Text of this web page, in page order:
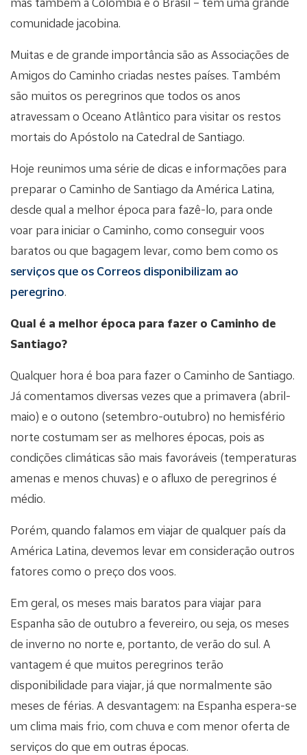
comunidade jacobina.
Muitas e de grande importância são as Associações de
Amigos do Caminho criadas nestes países. Também
são muitos os peregrinos que todos os anos
atravessam o Oceano Atlântico para visitar os restos
mortais do Apóstolo na Catedral de Santiago.
Hoje reunimos uma série de dicas e informações para
preparar o Caminho de Santiago da América Latina,
desde qual a melhor época para fazê-lo, para onde
voar para iniciar o Caminho, como conseguir voos
baratos ou que bagagem levar, como bem como os
serviços que os Correos disponibilizam ao
peregrino.
Qual é a melhor época para fazer o Caminho de
Santiago?
Qualquer hora é boa para fazer o Caminho de Santiago.
Já comentamos diversas vezes que a primavera (abril-
maio) e o outono (setembro-outubro) no hemisfério
norte costumam ser as melhores épocas, pois as
condições climáticas são mais favoráveis (temperaturas
amenas e menos chuvas) e o afluxo de peregrinos é
médio.
Porém, quando falamos em viajar de qualquer país da
América Latina, devemos levar em consideração outros
fatores como o preço dos voos.
Em geral, os meses mais baratos para viajar para
Espanha são de outubro a fevereiro, ou seja, os meses
de inverno no norte e, portanto, de verão do sul. A
vantagem é que muitos peregrinos terão
disponibilidade para viajar, já que normalmente são
meses de férias. A desvantagem: na Espanha espera-se
um clima mais frio, com chuva e com menor oferta de
serviços do que em outras épocas.